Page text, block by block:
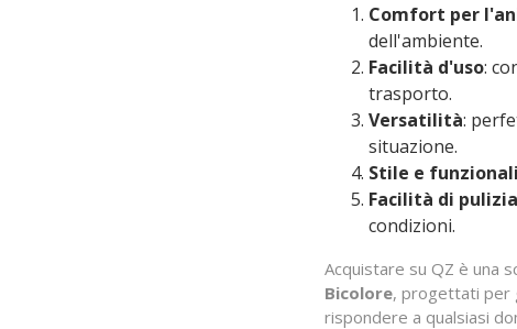
Comfort per
dell'ambiente.
Facilità d'uso:
trasporto.
Versatilità:
situazione.
Stile e
Facilità di pulizia
condizioni.
Acquistare su QZ è una
Bicolore, progettati per
rispondere a qualsiasi